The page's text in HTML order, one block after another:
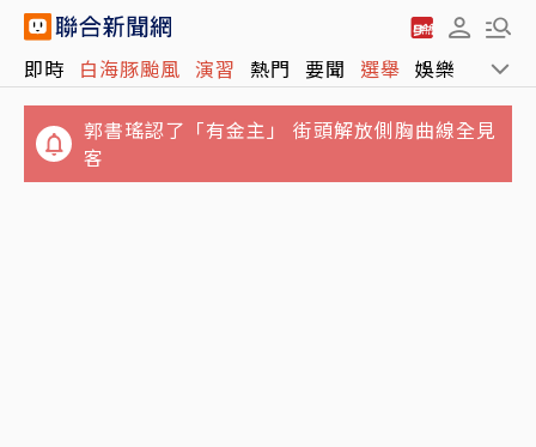
即時 白海豚颱風 演習 熱門 要聞 選舉 娛樂 運動
客
中聯致癌油案延燒傳衛福部長石崇良已請辭 行
政院最新回應